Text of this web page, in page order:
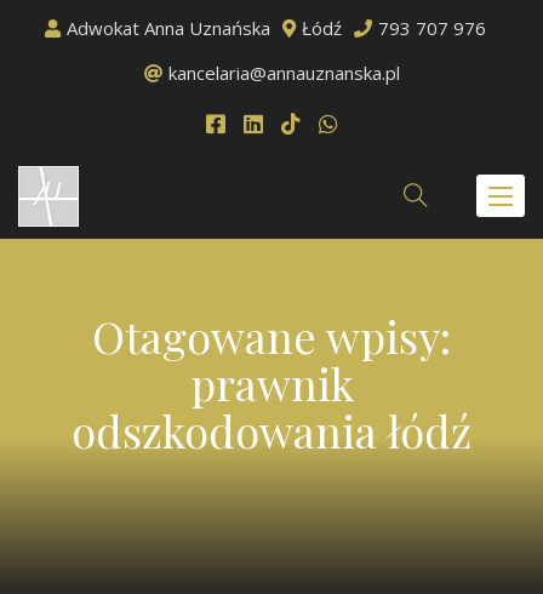
Adwokat Anna Uznańska Łódź
793 707 976
kancelaria@annauznanska.pl
Otagowane wpisy:
prawnik
odszkodowania łódź